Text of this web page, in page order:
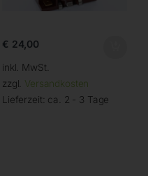
€ 24,00
inkl. MwSt.
zzgl. Versandkosten
Lieferzeit: ca. 2 - 3 Tage